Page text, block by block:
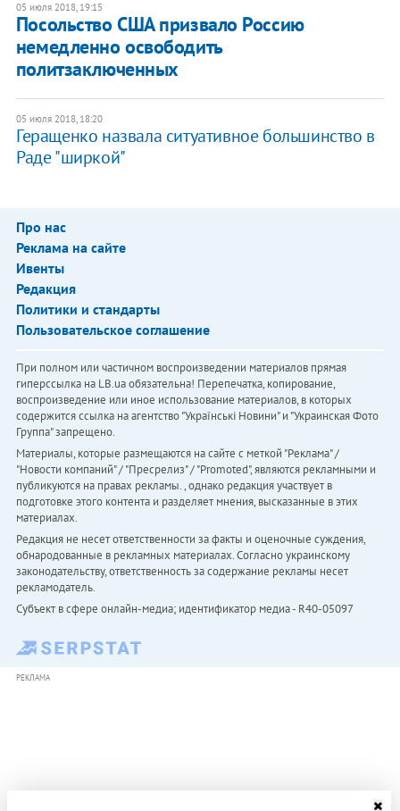
05 июля 2018, 19:15
Посольство США призвало Россию
немедленно освободить
политзаключенных
05 июля 2018, 18:20
Геращенко назвала ситуативное большинство в
Раде "ширкой"
Про нас
Реклама на сайте
Ивенты
Редакция
Политики и стандарты
Пользовательское соглашение
При полном или частичном воспроизведении материалов прямая
гиперссылка на LB.ua обязательна! Перепечатка, копирование,
воспроизведение или иное использование материалов, в которых
содержится ссылка на агентство "Українськi Новини" и "Украинская Фото
Группа" запрещено.
Материалы, которые размещаются на сайте с меткой "Реклама" /
"Новости компаний" / "Пресрелиз" / "Promoted", являются рекламными и
публикуются на правах рекламы. , однако редакция участвует в
подготовке этого контента и разделяет мнения, высказанные в этих
материалах.
Редакция не несет ответственности за факты и оценочные суждения,
обнародованные в рекламных материалах. Согласно украинскому
законодательству, ответственность за содержание рекламы несет
рекламодатель.
Субъект в сфере онлайн-медиа; идентификатор медиа - R40-05097
РЕКЛАМА